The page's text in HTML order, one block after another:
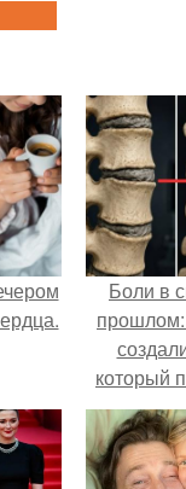
Боли в
который